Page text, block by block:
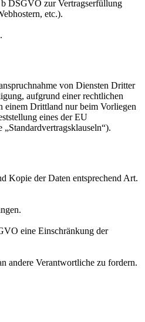
DSGVO zur Vertragserfüllung
etc.).
von Diensten Dritter
aufgrund einer rechtlichen
einem Drittland nur beim Vorliegen
eines der EU
Kopie der Daten entsprechend Art.
eine Einschränkung der
andere Verantwortliche zu fordern.